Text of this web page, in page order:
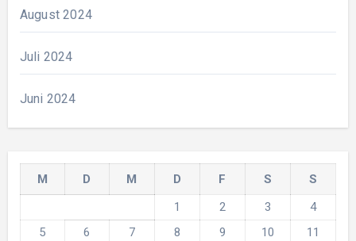
August 2024
Juli 2024
Juni 2024
M D M D F S
S
1
2 3
4
5
6 7 8 9 10
11